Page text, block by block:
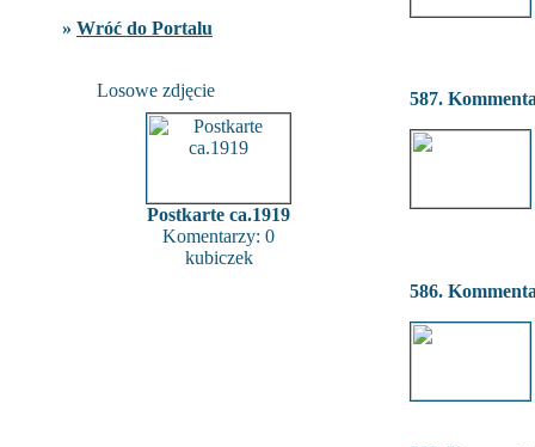
» Wróć do Portalu
Losowe zdjęcie
Postkarte ca.1919
Komentarzy: 0
kubiczek
587.
586.